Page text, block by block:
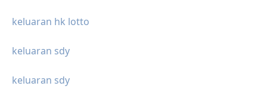
keluaran hk lotto
keluaran sdy
keluaran sdy